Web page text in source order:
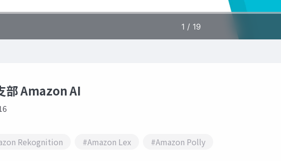
部 Amazon AI
Rekognition #Amazon Lex #Amazon Polly